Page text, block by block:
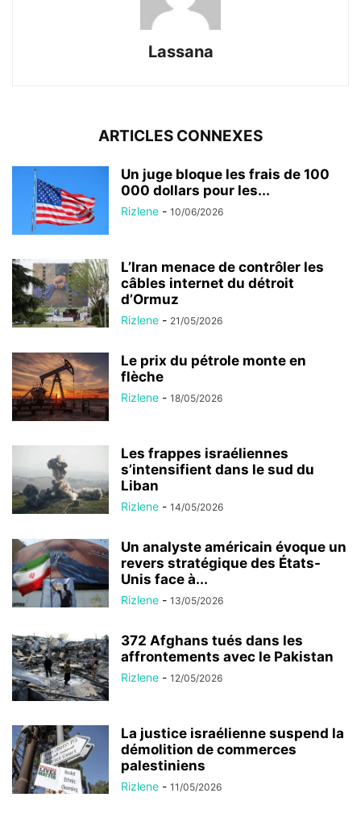
Lassana
ARTICLES CONNEXES
Un juge bloque les frais de 100
000 dollars pour les...
Rizlene - 10/06/2026
L’Iran menace de contrôler les
câbles internet du détroit
d’Ormuz
Rizlene - 21/05/2026
Le prix du pétrole monte en
flèche
Rizlene - 18/05/2026
Les frappes israéliennes
s’intensifient dans le sud du
Liban
Rizlene - 14/05/2026
Un analyste américain évoque un
revers stratégique des États-
Unis face à...
Rizlene - 13/05/2026
372 Afghans tués dans les
affrontements avec le Pakistan
Rizlene - 12/05/2026
La justice israélienne suspend la
démolition de commerces
palestiniens
Rizlene - 11/05/2026